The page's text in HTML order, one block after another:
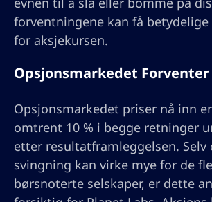
forventningene kan få betydelige
for aksjekursen.
Opsjonsmarkedet
Opsjonsmarkedet priser nå inn
omtrent 10 % i begge retninger
etter resultatframleggelsen.
svingning kan virke mye for de
børsnoterte selskaper, er dette